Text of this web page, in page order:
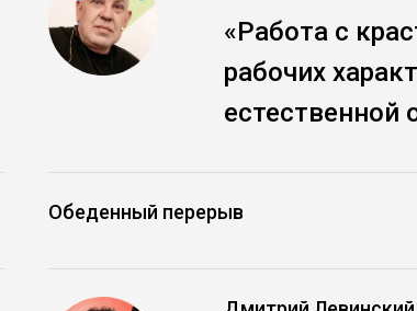
«Работа с
рабочих
естественной
Обеденный перерыв